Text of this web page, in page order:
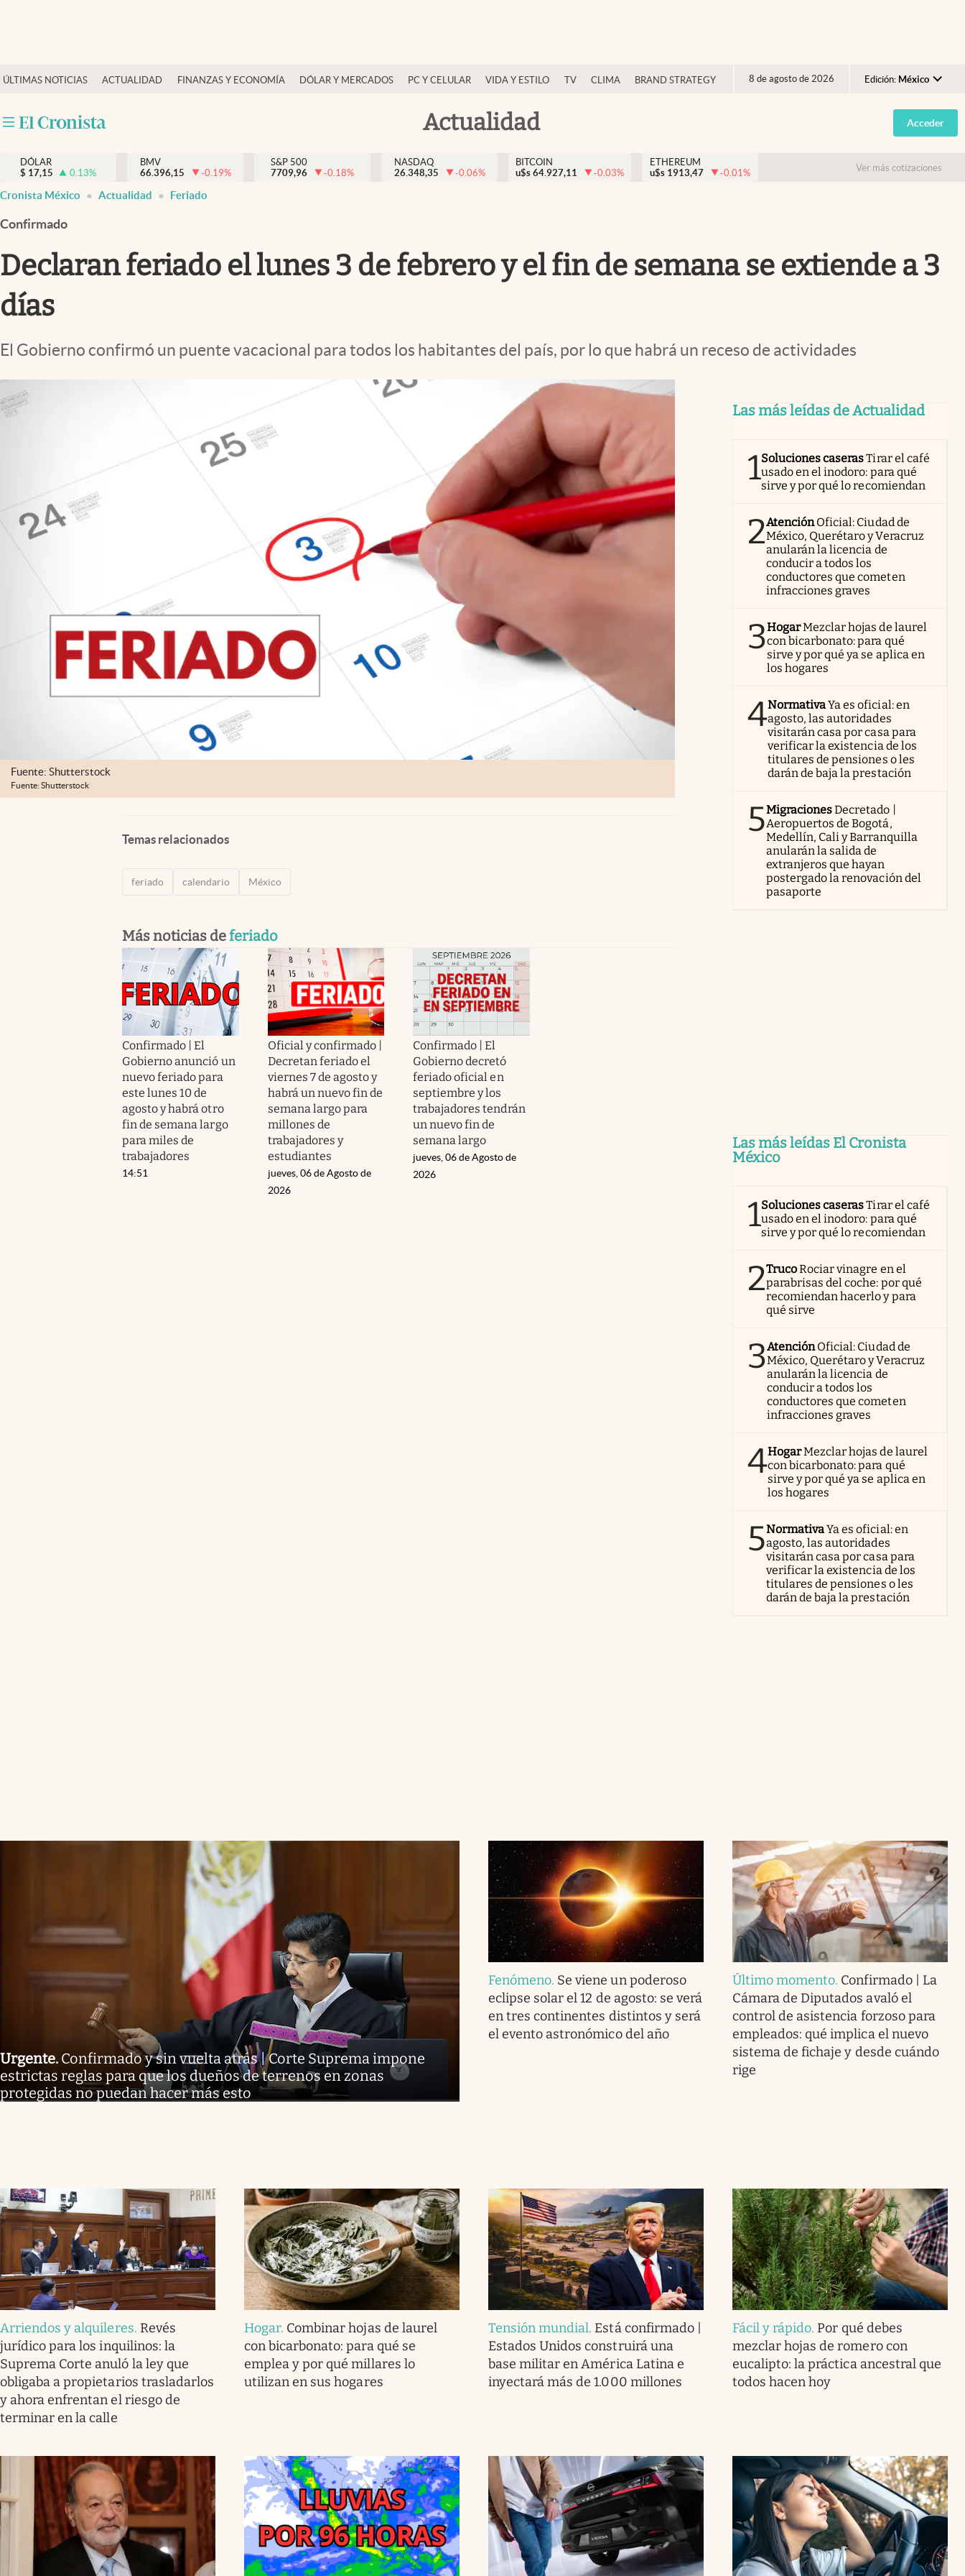
ÚLTIMAS NOTICIAS ACTUALIDAD FINANZAS Y ECONOMÍA DÓLAR Y MERCADOS PC Y CELULAR VIDA Y ESTILO TV CLIMA BRAND STRATEGY 8 de agosto de 2026 Edición: México
Argentina
España
USA
Actualidad
Actualidad
Internacionales
Opinión
Brand Strategy
Vida y estilo
Tv
Espiritualidad
Mediakit
abre en nueva pestaña
Acceder
DÓLAR
$ 17,15 0.13%
BMV
66.396,15
-0.19%
S&P 500
7709,96
-0.18%
NASDAQ
26.348,35
-0.06%
BITCOIN
u$s 64.927,11 -0.03%
ETHEREUM
u$s 1913,47 -0.01% Ver más cotizaciones
Cronista México Actualidad Feriado
Confirmado
Declaran feriado el lunes 3 de febrero y el fin de semana se extiende a 3
días
El Gobierno confirmó un puente vacacional para todos los habitantes del país, por lo que habrá un receso de actividades
Fuente: Shutterstock
Fuente: Shutterstock
Temas relacionados
feriado calendario México
Más noticias deferiado
Confirmado | El
Gobierno anunció un
nuevo feriado para
este lunes 10 de
agosto y habrá otro
fin de semana largo
para miles de
trabajadores
14:51
Oficial y confirmado |
Decretan feriado el
viernes 7 de agosto y
habrá un nuevo fin de
semana largo para
millones de
trabajadores y
estudiantes
jueves, 06 de Agosto de
2026
Confirmado | El
Gobierno decretó
feriado oficial en
septiembre y los
trabajadores tendrán
un nuevo fin de
semana largo
jueves, 06 de Agosto de
2026
Las más leídas de Actualidad
1Soluciones caserasTirar el café
usado en el inodoro: para qué
sirve y por qué lo recomiendan
2AtenciónOficial: Ciudad de
México, Querétaro y Veracruz
anularán la licencia de
conducir a todos los
conductores que cometen
infracciones graves
3HogarMezclar hojas de laurel
con bicarbonato: para qué
sirve y por qué ya se aplica en
los hogares
4NormativaYa es oficial: en
agosto, las autoridades
visitarán casa por casa para
verificar la existencia de los
titulares de pensiones o les
darán de baja la prestación
5MigracionesDecretado |
Aeropuertos de Bogotá,
Medellín, Cali y Barranquilla
anularán la salida de
extranjeros que hayan
postergado la renovación del
pasaporte
Las más leídas El Cronista
México
1Soluciones caserasTirar el café
usado en el inodoro: para qué
sirve y por qué lo recomiendan
2TrucoRociar vinagre en el
parabrisas del coche: por qué
recomiendan hacerlo y para
qué sirve
3AtenciónOficial: Ciudad de
México, Querétaro y Veracruz
anularán la licencia de
conducir a todos los
conductores que cometen
infracciones graves
4HogarMezclar hojas de laurel
con bicarbonato: para qué
sirve y por qué ya se aplica en
los hogares
5NormativaYa es oficial: en
agosto, las autoridades
visitarán casa por casa para
verificar la existencia de los
titulares de pensiones o les
darán de baja la prestación
Urgente. Confirmado y sin vuelta atrás | Corte Suprema impone
estrictas reglas para que los dueños de terrenos en zonas
protegidas no puedan hacer más esto
Fenómeno. Se viene un poderoso
eclipse solar el 12 de agosto: se verá
en tres continentes distintos y será
el evento astronómico del año
Último momento. Confirmado | La
Cámara de Diputados avaló el
control de asistencia forzoso para
empleados: qué implica el nuevo
sistema de fichaje y desde cuándo
rige
Arriendos y alquileres. Revés
jurídico para los inquilinos: la
Suprema Corte anuló la ley que
obligaba a propietarios trasladarlos
y ahora enfrentan el riesgo de
terminar en la calle
Hogar. Combinar hojas de laurel
con bicarbonato: para qué se
emplea y por qué millares lo
utilizan en sus hogares
Tensión mundial. Está confirmado |
Estados Unidos construirá una
base militar en América Latina e
inyectará más de 1.000 millones
Fácil y rápido. Por qué debes
mezclar hojas de romero con
eucalipto: la práctica ancestral que
todos hacen hoy